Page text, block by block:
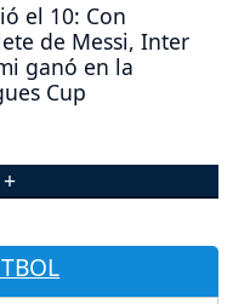
el 10: Con
de Messi, Inter
ganó en la
Cup